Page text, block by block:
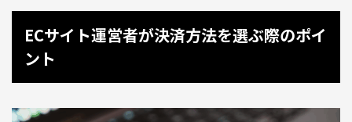
ECサイト運営者が決済方法を選ぶ際のポイ
ント